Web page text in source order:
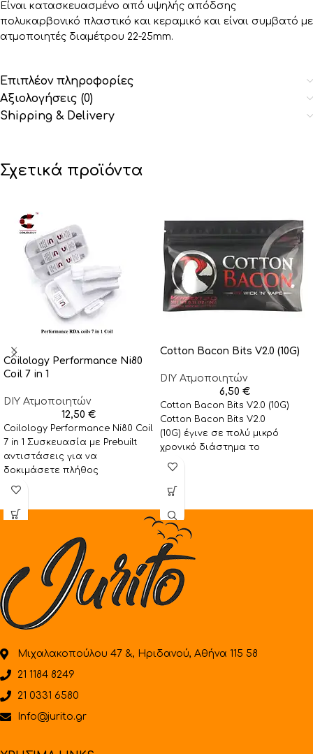
Είναι κατασκευασμένο από υψηλής απόδσης
πολυκαρβονικό πλαστικό και κεραμικό και είναι συμβατό με
ατμοποιητές διαμέτρου 22-25mm.
Επιπλέον πληροφορίες
Αξιολογήσεις (0)
Shipping & Delivery
Σχετικά προϊόντα
Coilology Performance Ni80
Coil 7 in 1
DIY Ατμοποιητών
12,50 €
Coilology Performance Ni80 Coil
7 in 1 Συσκευασία με Prebuilt
αντιστάσεις για να
δοκιμάσετε πλήθος
διαφορετικών συρμάτων. Η
Cotton Bacon Bits V2.0 (10G)
DIY Ατμοποιητών
6,50 €
Cotton Bacon Bits V2.0 (10G)
Cotton Bacon Bits V2.0
(10G) έγινε σε πολύ μικρό
χρονικό διάστημα το
αγαπημένο υλικό για όσους
Μιχαλακοπούλου 47 &, Ηριδανού, Αθήνα 115 58
21 1184 8249
21 0331 6580
Info@jurito.gr